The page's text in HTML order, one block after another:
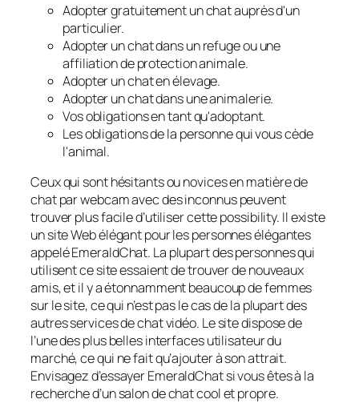
Adopter gratuitement un chat auprès d'un
particulier.
Adopter un chat dans un refuge ou une
affiliation de protection animale.
Adopter un chat en élevage.
Adopter un chat dans une animalerie.
Vos obligations en tant qu'adoptant.
Les obligations de la personne qui vous cède
l'animal.
Ceux qui sont hésitants ou novices en matière de
chat par webcam avec des inconnus peuvent
trouver plus facile d’utiliser cette possibility. Il existe
un site Web élégant pour les personnes élégantes
appelé EmeraldChat. La plupart des personnes qui
utilisent ce site essaient de trouver de nouveaux
amis, et il y a étonnamment beaucoup de femmes
sur le site, ce qui n’est pas le cas de la plupart des
autres services de chat vidéo. Le site dispose de
l’une des plus belles interfaces utilisateur du
marché, ce qui ne fait qu’ajouter à son attrait.
Envisagez d’essayer EmeraldChat si vous êtes à la
recherche d’un salon de chat cool et propre.